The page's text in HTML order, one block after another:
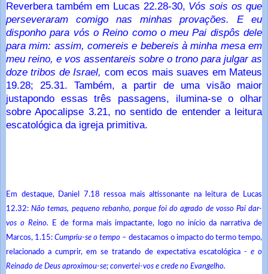
Reverbera também em Lucas 22.28-30, Vós sois os que
perseveraram comigo nas minhas provações. E eu
disponho para vós o Reino como o meu Pai dispôs dele
para mim: assim, comereis e bebereis à minha mesa em
meu reino, e vos assentareis sobre o trono para julgar as
doze tribos de Israel, com ecos mais suaves em Mateus
19.28; 25.31. Também, a partir de uma visão maior
justapondo essas três passagens, ilumina-se o olhar
sobre Apocalipse 3.21, no sentido de entender a leitura
escatológica da igreja primitiva.
Em destaque, Daniel 7.18 ressoa mais altissonante na leitura de Lucas
12.32: Não temas, pequeno rebanho, porque foi do agrado de vosso Pai dar-
vos o Reino.
E de forma mais impactante, logo no início da narrativa de
Marcos, 1.15: Cumpriu-se o tempo – destacamos o impacto do termo tempo,
relacionado a cumprir, em se tratando de expectativa escatológica - e o
Reinado de Deus aproximou-se; convertei-vos e crede no Evangelho.